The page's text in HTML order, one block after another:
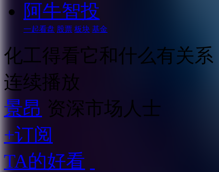
阿牛智投
一起看盘 股票 板块 基金
化工得看它和什么有关系
连续播放
景昂 资深市场人士
+订阅
TA的好看